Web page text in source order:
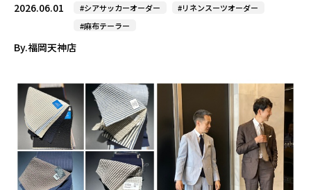
2026.06.01
#シアサッカーオーダー
#リネンスーツオーダー
#麻布テーラー
By.福岡天神店